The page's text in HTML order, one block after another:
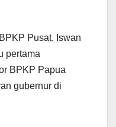
Pusat, Iswan
pertama
BPKP Papua
gubernur di